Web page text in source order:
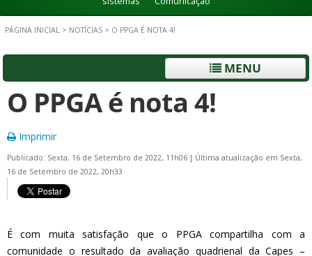
PÁGINA INICIAL > NOTÍCIAS > O PPGA É NOTA 4!
MENU
O PPGA é nota 4!
Imprimir
Publicado: Sexta, 16 de Setembro de 2022, 11h06 | Última atualização em Sexta,
16 de Setembro de 2022, 20h33
É com muita satisfação que o PPGA compartilha com a
comunidade o resultado da avaliação quadrienal da Capes –